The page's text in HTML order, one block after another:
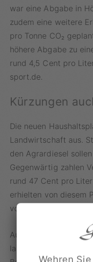
war eine Abgabe in
zudem eine weitere
pro Tonne CO₂
höhere Abgabe zu
rund 4,5 Cent pro
sport.de.
Kürzungen
Die neuen
Landwirtschaft aus.
den Agrardiesel
Gegenwärtig zahlen
rund 47 Cent pro
erhielten von diesem
von ungefähr 21 Cent
Auch ein Ende der
landwirtschaftlichen
Wehren